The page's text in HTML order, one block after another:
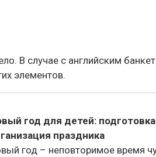
В случае с английским
элементов.
год для детей:
праздника
год – неповторимое время